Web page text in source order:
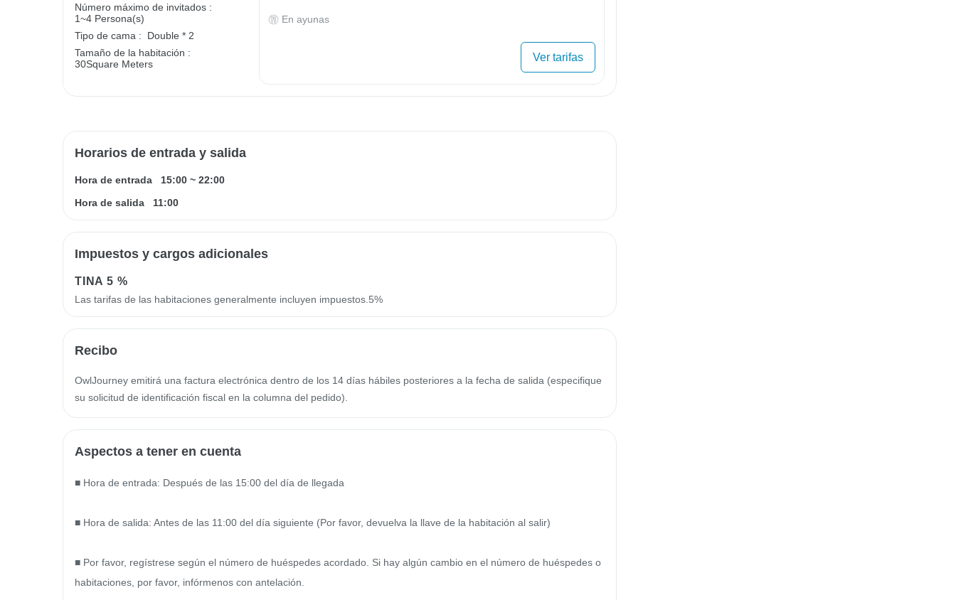
Número máximo de invitados :
1~4 Persona(s)
Tipo de cama :
Double * 2
Tamaño de la habitación :
30Square Meters
En ayunas
Ver tarifas
Horarios de entrada y salida
Hora de entrada 15:00 ~ 22:00
Hora de salida
11:00
Impuestos y cargos adicionales
TINA 5 %
Las tarifas de las habitaciones generalmente incluyen impuestos.5%
Recibo
OwlJourney emitirá una factura electrónica dentro de los 14 días hábiles posteriores a la fecha de salida (especifique
su solicitud de identificación fiscal en la columna del pedido).
Aspectos a tener en cuenta
■ Hora de entrada: Después de las 15:00 del día de llegada
■ Hora de salida: Antes de las 11:00 del día siguiente (Por favor, devuelva la llave de la habitación al salir)
■ Por favor, regístrese según el número de huéspedes acordado. Si hay algún cambio en el número de huéspedes o
habitaciones, por favor, infórmenos con antelación.